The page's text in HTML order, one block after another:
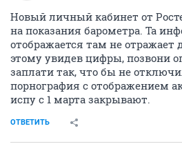
Новый личный кабинет от
на показания барометра. Та
отображается там не отражает
этому увидев цифры, позвони
заплати так, что бы не
порнография с отображением
испу с 1 марта закрывают.
ОТВЕТИТЬ